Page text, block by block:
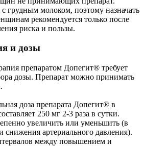
грудным молоком, поэтому назначать
рекомендуется только после
риска и пользы.
и дозы
препаратом Допегит® требует
дозы. Препарат можно принимать
доза препарата Допегит® в
250 мг 2-3 раза в сутки.
увеличить или уменьшить (в
снижения артериального давления).
между повышением и